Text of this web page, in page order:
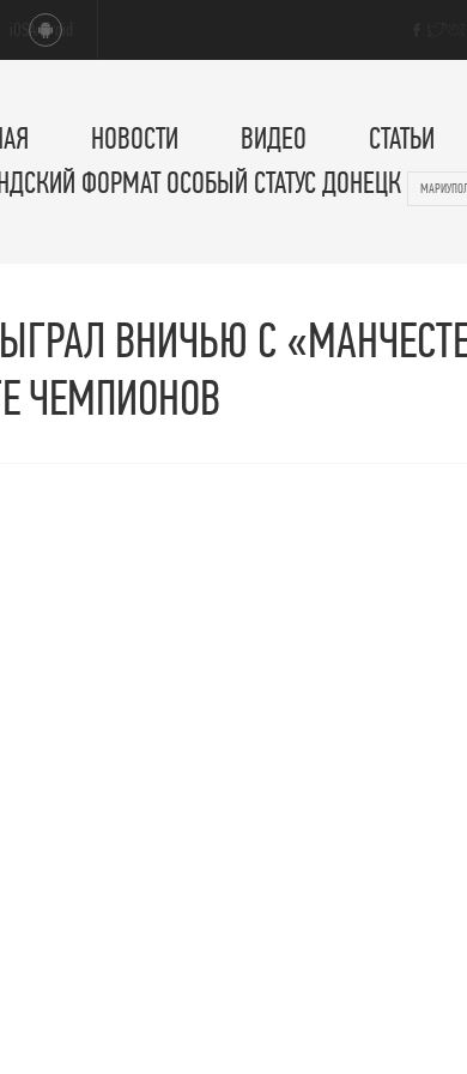
Android
НОВОСТИ ВИДЕО СТАТЬИ
ФОРМАТ ОСОБЫЙ СТАТУС ДОНЕЦК
ВНИЧЬЮ С
ЧЕМПИОНОВ